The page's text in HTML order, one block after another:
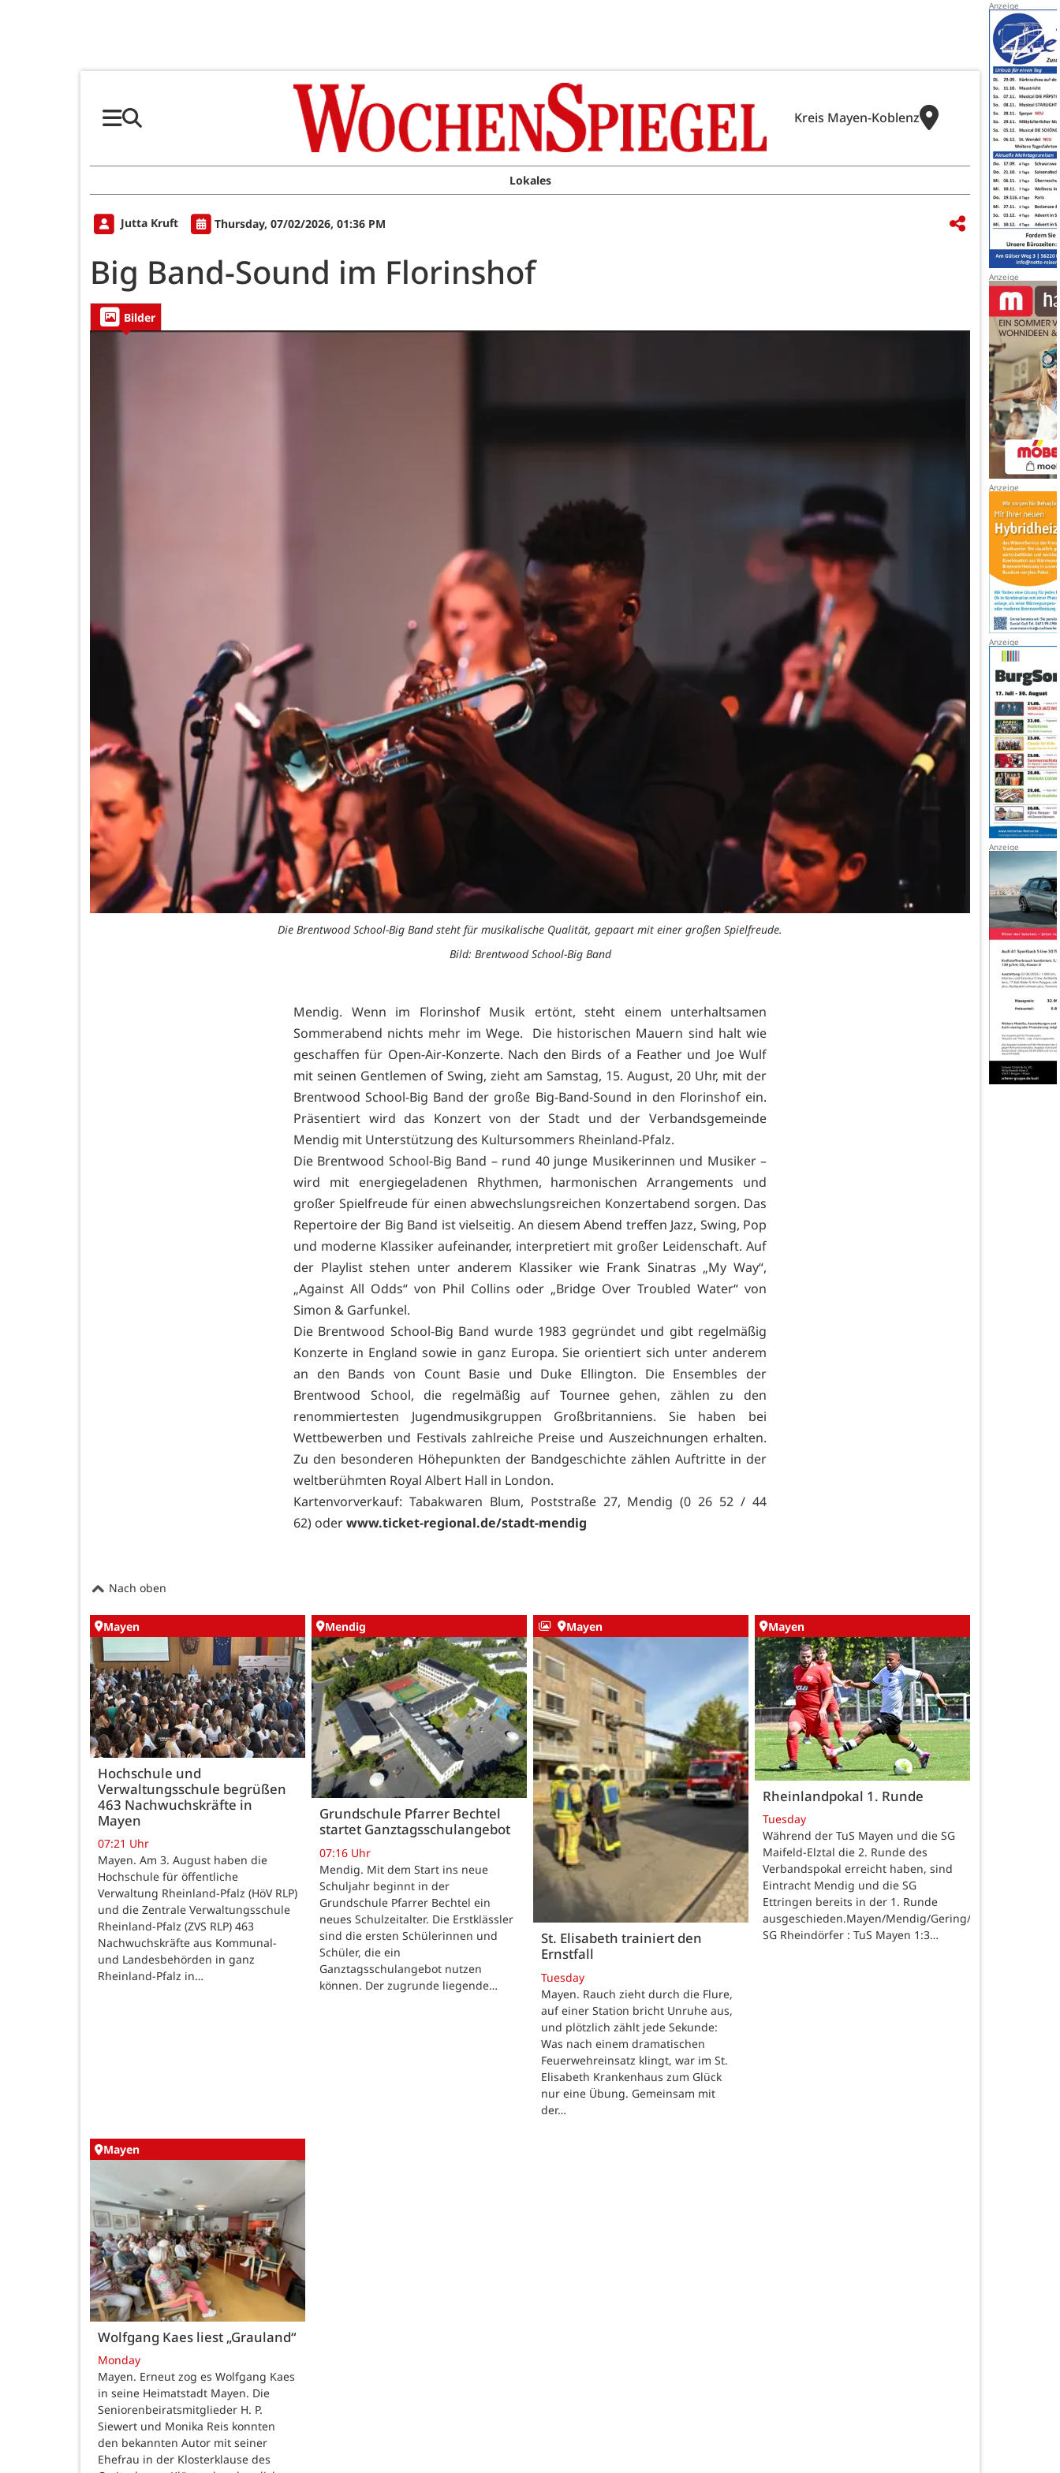
Kreis Mayen-Koblenz
Lokales
Jutta Kruft Thursday, 07/02/2026, 01:36 PM
Big Band-Sound im Florinshof
Bilder
Die Brentwood School-Big Band steht für musikalische Qualität, gepaart mit einer großen Spielfreude.
Bild: Brentwood School-Big Band
Mendig. Wenn im Florinshof Musik ertönt, steht einem unterhaltsamen
Sommerabend nichts mehr im Wege. Die historischen Mauern sind halt wie
geschaffen für Open-Air-Konzerte. Nach den Birds of a Feather und Joe Wulf
mit seinen Gentlemen of Swing, zieht am Samstag, 15. August, 20 Uhr, mit der
Brentwood School-Big Band der große Big-Band-Sound in den Florinshof ein.
Präsentiert wird das Konzert von der Stadt und der Verbandsgemeinde
Mendig mit Unterstützung des Kultursommers Rheinland-Pfalz.
Die Brentwood School-Big Band – rund 40 junge Musikerinnen und Musiker –
wird mit energiegeladenen Rhythmen, harmonischen Arrangements und
großer Spielfreude für einen abwechslungsreichen Konzertabend sorgen. Das
Repertoire der Big Band ist vielseitig. An diesem Abend treffen Jazz, Swing, Pop
und moderne Klassiker aufeinander, interpretiert mit großer Leidenschaft. Auf
der Playlist stehen unter anderem Klassiker wie Frank Sinatras „My Way“,
„Against All Odds“ von Phil Collins oder „Bridge Over Troubled Water“ von
Simon & Garfunkel.
Die Brentwood School-Big Band wurde 1983 gegründet und gibt regelmäßig
Konzerte in England sowie in ganz Europa. Sie orientiert sich unter anderem
an den Bands von Count Basie und Duke Ellington. Die Ensembles der
Brentwood School, die regelmäßig auf Tournee gehen, zählen zu den
renommiertesten Jugendmusikgruppen Großbritanniens. Sie haben bei
Wettbewerben und Festivals zahlreiche Preise und Auszeichnungen erhalten.
Zu den besonderen Höhepunkten der Bandgeschichte zählen Auftritte in der
weltberühmten Royal Albert Hall in London.
Kartenvorverkauf: Tabakwaren Blum, Poststraße 27, Mendig (0 26 52 / 44
62) oderwww.ticket-regional.de/stadt-mendig
Nach oben
Mayen
Hochschule und
Verwaltungsschule begrüßen
463 Nachwuchskräfte in
Mayen
07:21 Uhr
Mayen. Am 3. August haben die
Hochschule für öffentliche
Verwaltung Rheinland-Pfalz (HöV RLP)
und die Zentrale Verwaltungsschule
Rheinland-Pfalz (ZVS RLP) 463
Nachwuchskräfte aus Kommunal-
und Landesbehörden in ganz
Rheinland-Pfalz in…
Mendig
Grundschule Pfarrer Bechtel
startet Ganztagsschulangebot
07:16 Uhr
Mendig. Mit dem Start ins neue
Schuljahr beginnt in der
Grundschule Pfarrer Bechtel ein
neues Schulzeitalter. Die Erstklässler
sind die ersten Schülerinnen und
Schüler, die ein
Ganztagsschulangebot nutzen
können. Der zugrunde liegende…
Mayen
St. Elisabeth trainiert den
Ernstfall
Tuesday
Mayen. Rauch zieht durch die Flure,
auf einer Station bricht Unruhe aus,
und plötzlich zählt jede Sekunde:
Was nach einem dramatischen
Feuerwehreinsatz klingt, war im St.
Elisabeth Krankenhaus zum Glück
nur eine Übung. Gemeinsam mit
der…
Mayen
Rheinlandpokal 1. Runde
Tuesday
Während der TuS Mayen und die SG
Maifeld-Elztal die 2. Runde des
Verbandspokal erreicht haben, sind
Eintracht Mendig und die SG
Ettringen bereits in der 1. Runde
ausgeschieden.Mayen/Mendig/Gering/Ettringen.
SG Rheindörfer : TuS Mayen 1:3…
Mayen
Wolfgang Kaes liest „Grauland“
Monday
Mayen. Erneut zog es Wolfgang Kaes
in seine Heimatstadt Mayen. Die
Seniorenbeiratsmitglieder H. P.
Siewert und Monika Reis konnten
den bekannten Autor mit seiner
Ehefrau in der Klosterklause des